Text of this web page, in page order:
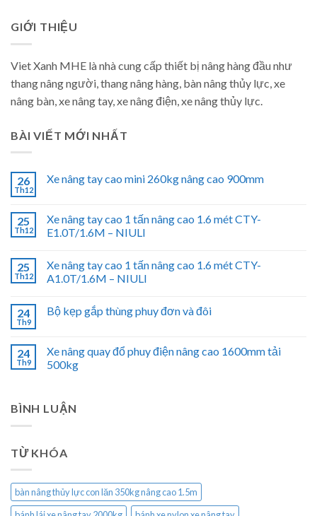
GIỚI THIỆU
Viet Xanh MHE là nhà cung cấp thiết bị nâng hàng đầu như
thang nâng người, thang nâng hàng, bàn nâng thủy lực, xe
nâng bàn, xe nâng tay, xe nâng điện, xe nâng thủy lực.
BÀI VIẾT MỚI NHẤT
26
Th12
Xe nâng tay cao mini 260kg nâng cao 900mm
25
Th12
Xe nâng tay cao 1 tấn nâng cao 1.6 mét CTY-
E1.0T/1.6M – NIULI
25
Th12
Xe nâng tay cao 1 tấn nâng cao 1.6 mét CTY-
A1.0T/1.6M – NIULI
24
Th9
Bộ kẹp gắp thùng phuy đơn và đôi
24
Th9
Xe nâng quay đổ phuy điện nâng cao 1600mm tải
500kg
BÌNH LUẬN
TỪ KHÓA
bàn nâng thủy lực con lăn 350kg nâng cao 1.5m